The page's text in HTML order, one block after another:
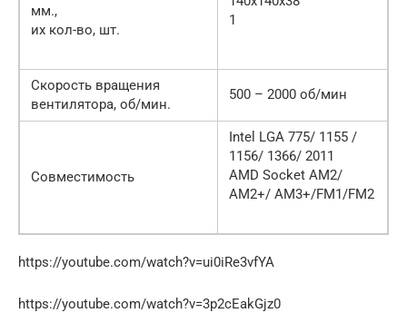
мм.,
их кол-во, шт.
1
Скорость вращения
вентилятора, об/мин.
500 – 2000 об/мин
Совместимость
Intel LGA 775/ 1155 /
1156/ 1366/ 2011
AMD Socket AM2/
AM2+/ AM3+/FM1/FM2
https://youtube.com/watch?v=ui0iRe3vfYA
https://youtube.com/watch?v=3p2cEakGjz0